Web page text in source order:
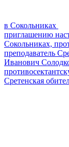
в Сокольниках
приглашению
Сокольниках,
преподаватель
Иванович
Сретенская